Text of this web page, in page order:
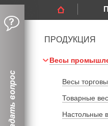
ПРОДУКЦИЯ
Весы
Весы
Товарные
Настольные